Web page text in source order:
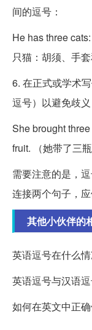
间的逗号：
He has three
只猫：胡须、手套
6. 在正式或学术
逗号）以避免歧义
She brought
fruit. （她带了三
需要注意的是，
连接两个句子，
其他小伙伴的
英语逗号在什么
英语逗号与汉语
如何在英文中正